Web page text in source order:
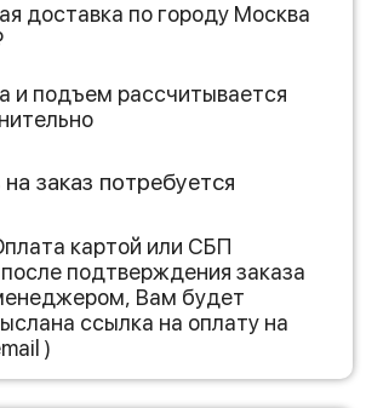
доставка по городу Москва
и подъем рассчитывается
заказ потребуется
картой или СБП
после подтверждения заказа
Вам будет
ссылка на оплату на
)